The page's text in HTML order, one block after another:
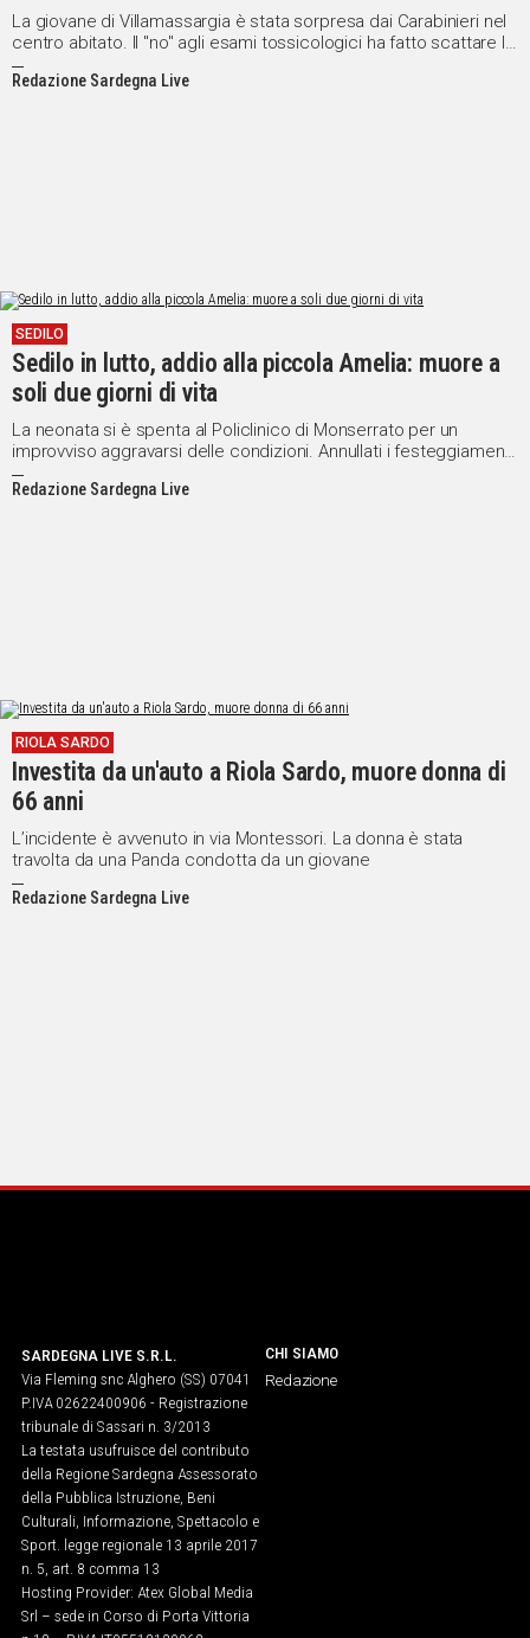
La giovane di Villamassargia è stata sorpresa dai Carabinieri nel
centro abitato. Il "no" agli esami tossicologici ha fatto scattare le
sanzioni massime e il sequestro del mezzo
Redazione Sardegna Live
SEDILO
Sedilo in lutto, addio alla piccola Amelia: muore a
soli due giorni di vita
La neonata si è spenta al Policlinico di Monserrato per un
improvviso aggravarsi delle condizioni. Annullati i festeggiamenti
civili di Sant’Isidoro
Redazione Sardegna Live
RIOLA SARDO
Investita da un'auto a Riola Sardo, muore donna di
66 anni
L’incidente è avvenuto in via Montessori. La donna è stata
travolta da una Panda condotta da un giovane
Redazione Sardegna Live
SARDEGNA LIVE S.R.L.
Via Fleming snc Alghero (SS) 07041
P.IVA 02622400906 - Registrazione
tribunale di Sassari n. 3/2013
La testata usufruisce del contributo
della Regione Sardegna Assessorato
della Pubblica Istruzione, Beni
Culturali, Informazione, Spettacolo e
Sport. legge regionale 13 aprile 2017
n. 5, art. 8 comma 13
Hosting Provider: Atex Global Media
Srl – sede in Corso di Porta Vittoria
CHI SIAMO
Redazione